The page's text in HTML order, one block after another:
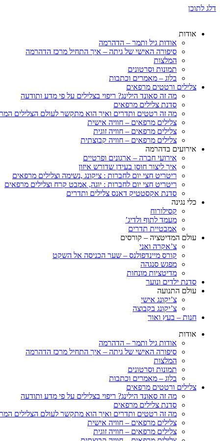
דלג לתוכן
אודות
אודות גיל ותמר – הדהרמה
סיפורה האישי של גיתה – איך התחיל מרכז הדהרמה
המלצות
תמונות וסרטונים
בלוג – מאמרים וכתבות
צלילים ורטטים מרפאים
מה זה סאונד הילינג? ריפוי בצלילים על פי מדע ותודעה
סדנת צלילים מרפאים
מה זה רטטים ותדרים ואיך הוא מתקשר לעולם הצלילים
צלילים מרפאים – חוויה אישית
צלילים מרפאים – חוויה זוגית
צלילים מרפאים – חוויה קבוצתית
אירועים בדהרמה
אירועי חברה – ארגונים ופרטיים
איך ליצור חוסן בעידן שדורש איזון
ריטריט חצי יום לחברות : ציקונג ,נשימה וצלילים מרפאים
ריטריט חצי יום לחברות : יוגה, אמבט קרח וצלילים מרפאים
סדנת אקסטטיק דאנס צלילים ותדרים
כלי נגינה
קסילורוח
מעמד לתוף ולדיג’
אמבטיית תדרים
עולם המדיטציה – קורסים
צ’אקרה ואני
קורס מיינדפולנס – שער הכניסה אל השקט
מפגש סנגהה
מדיטציות מונחות
סדנת ילדים ונוער
עולם התנועה
צ’יקונג אישי
צ’יקונג בקבוצה
חנות – בעץ ואור
אודות
אודות גיל ותמר – הדהרמה
סיפורה האישי של גיתה – איך התחיל מרכז הדהרמה
המלצות
תמונות וסרטונים
בלוג – מאמרים וכתבות
צלילים ורטטים מרפאים
מה זה סאונד הילינג? ריפוי בצלילים על פי מדע ותודעה
סדנת צלילים מרפאים
מה זה רטטים ותדרים ואיך הוא מתקשר לעולם הצלילים
צלילים מרפאים – חוויה אישית
צלילים מרפאים – חוויה זוגית